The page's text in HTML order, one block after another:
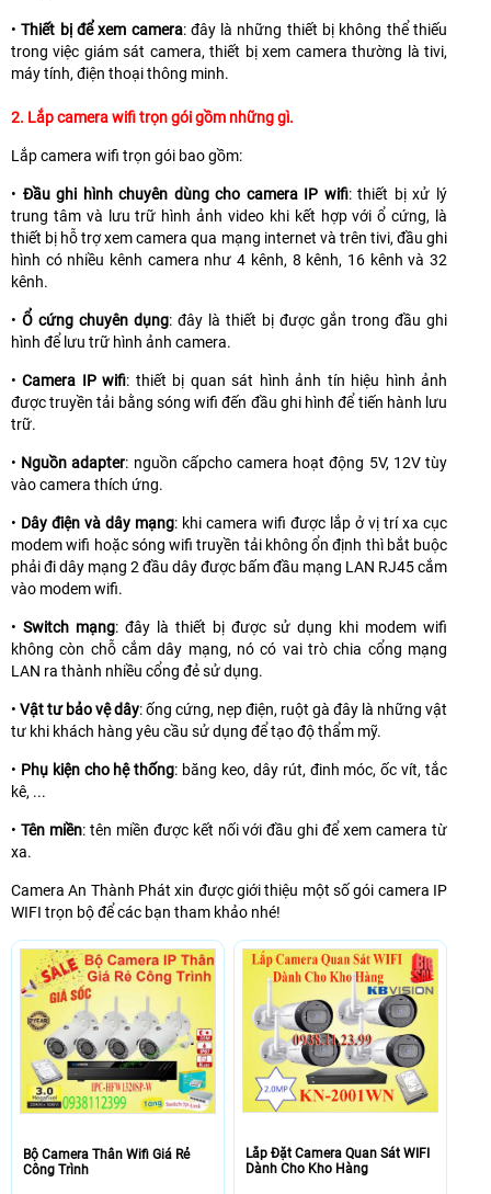
• Thiết bị để xem camera: đây là những thiết bị không thể thiếu
trong việc giám sát camera, thiết bị xem camera thường là tivi,
máy tính, điện thoại thông minh.
2. Lắp camera wifi trọn gói gồm những gì.
Lắp camera wifi trọn gói bao gồm:
• Đầu ghi hình chuyên dùng cho camera IP wifi: thiết bị xử lý
trung tâm và lưu trữ hình ảnh video khi kết hợp với ổ cứng, là
thiết bị hỗ trợ xem camera qua mạng internet và trên tivi, đầu ghi
hình có nhiều kênh camera như 4 kênh, 8 kênh, 16 kênh và 32
kênh.
• Ổ cứng chuyên dụng: đây là thiết bị được gắn trong đầu ghi
hình để lưu trữ hình ảnh camera.
•Camera IP wifi: thiết bị quan sát hình ảnh tín hiệu hình ảnh
được truyền tải bằng sóng wifi đến đầu ghi hình để tiến hành lưu
trữ.
• Nguồn adapter: nguồn cấpcho camera hoạt động 5V, 12V tùy
vào camera thích ứng.
• Dây điện và dây mạng: khi camera wifi được lắp ở vị trí xa cục
modem wifi hoặc sóng wifi truyền tải không ổn định thì bắt buộc
phải đi dây mạng 2 đầu dây được bấm đầu mạng LAN RJ45 cắm
vào modem wifi.
• Switch mạng: đây là thiết bị được sử dụng khi modem wifi
không còn chỗ cắm dây mạng, nó có vai trò chia cổng mạng
LAN ra thành nhiều cổng đẻ sử dụng.
• Vật tư bảo vệ dây: ống cứng, nẹp điện, ruột gà đây là những vật
tư khi khách hàng yêu cầu sử dụng để tạo độ thẩm mỹ.
• Phụ kiện cho hệ thống: băng keo, dây rút, đinh móc, ốc vít, tắc
kê, ...
• Tên miền: tên miền được kết nối với đầu ghi để xem camera từ
xa.
Camera An Thành Phát xin được giới thiệu một số gói camera IP
WIFI trọn bộ để các bạn tham khảo nhé!
Bộ Camera Thân Wifi Giá Rẻ
Công Trình
Lắp Đặt Camera Quan Sát WIFI
Dành Cho Kho Hàng